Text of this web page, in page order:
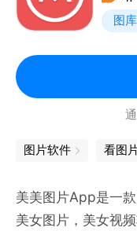
编辑更加灵活高效。
【文字修改】
支持图片文字修改
内容，并自由调整
种图片编辑需求。
【长图拼接】
支持将多张图片快
图
图片软件 看图
美美图片App是一
美女图片，美女视